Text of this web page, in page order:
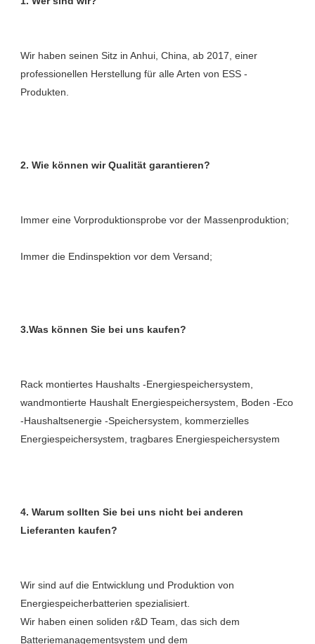
Wir haben seinen Sitz in Anhui, China, ab 2017, einer
professionellen Herstellung für alle Arten von ESS -
Rack montiertes Haushalts -Energiespeichersystem,
wandmontierte Haushalt Energiespeichersystem, Boden -Eco
-Haushaltsenergie -Speichersystem, kommerzielles
4. Warum sollten Sie bei uns nicht bei anderen
Wir sind auf die Entwicklung und Produktion von
Energiespeicherbatterien spezialisiert.
Wir haben einen soliden r&D Team, das sich dem
Batteriemanagementsystem und dem